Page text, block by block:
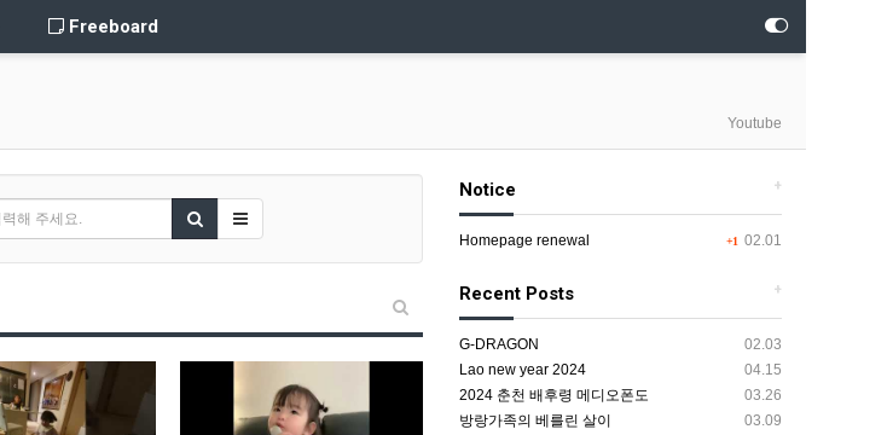
Freeboard
Youtube
+
Notice
+1 02.01
Homepage renewal
+
Recent Posts
02.03
G-DRAGON
04.15
Lao new year 2024
03.26
2024 춘천 배후령 메디오폰도
03.09
방랑가족의 베를린 살이